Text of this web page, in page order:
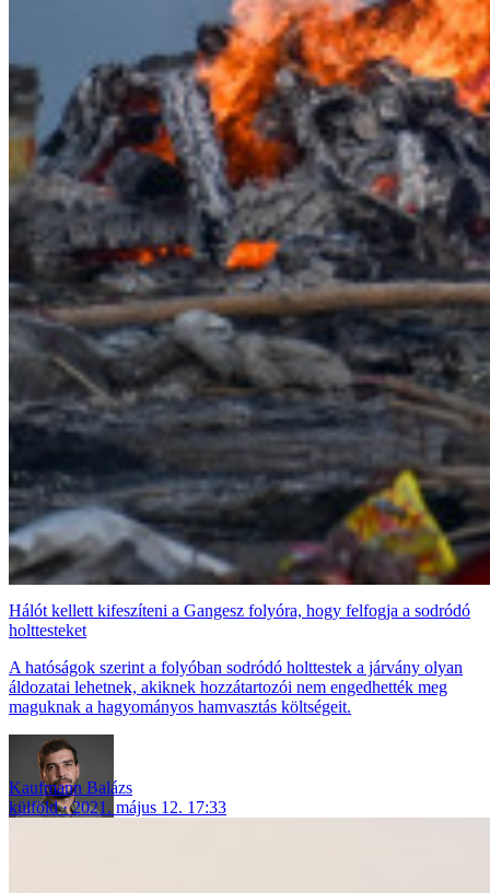
Hálót kellett kifeszíteni a Gangesz folyóra, hogy felfogja a sodródó
holttesteket
A hatóságok szerint a folyóban sodródó holttestek a járvány olyan
áldozatai lehetnek, akiknek hozzátartozói nem engedhették meg
maguknak a hagyományos hamvasztás költségeit.
Kaufmann Balázs
külföld
2021. május 12. 17:33